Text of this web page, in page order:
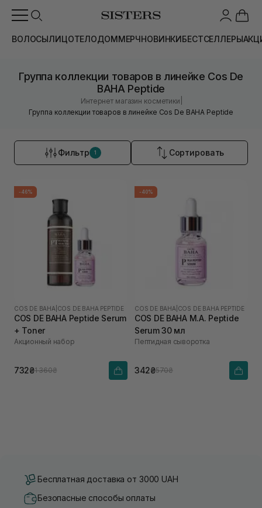
ВОЛОСЫЛИЦОТЕЛОДОММЕРЧНОВИНКИБЕСТСЕЛЛЕРЫ
Группа коллекции товаров в линейке Cos De
BAHA Peptide
Интернет магазин косметики
Группа коллекции товаров в линейке Cos De BAHA Peptide
Фильтр 1 Сортировать
-46%
COS DE BAHA COS DE BAHA PEPTIDE
COS DE BAHA Peptide Serum
+ Toner
Акционный набор
732₴1 360₴
-40%
COS DE BAHA COS DE BAHA PEPTIDE
COS DE BAHA M.A. Peptide
Serum 30 мл
Пептидная сыворотка
342₴570₴
Бесплатная доставка от 3000 UAH
Безопасные способы оплаты